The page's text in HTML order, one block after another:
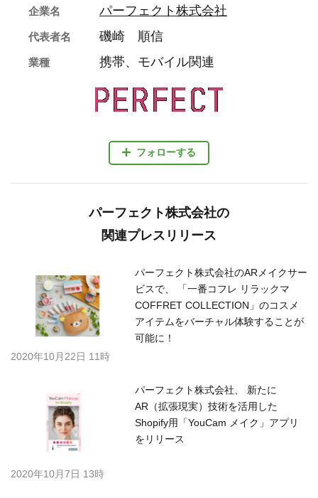
フォローする
企業名 パーフェクト株式会社
代表者名 磯崎 順信
業種 携帯、モバイル関連
パーフェクト株式会社の
関連プレスリリース
パーフェクト株式会社のARメイクサー
ビスで、 「一番コフレ リラックマ
COFFRET COLLECTION」のコスメ
アイテムをバーチャル体験することが
可能に！
2020年10月22日 11時
パーフェクト株式会社、 新たに
AR（拡張現実）技術を活用した
Shopify用「YouCam メイク」アプリ
をリリース
2020年10月7日 13時